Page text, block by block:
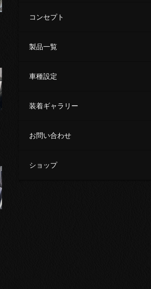
コンセプト
製品一覧
車種設定
装着ギャラリー
お問い合わせ
ショップ